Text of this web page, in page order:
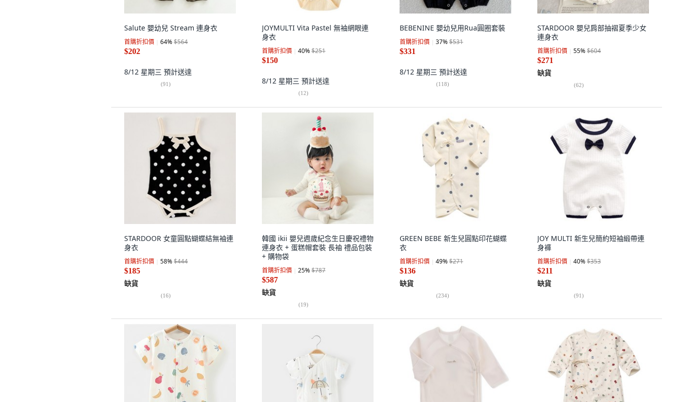
Salute 嬰幼兒 Stream 連身衣
首購折扣價 64%$564
$202
8/12 星期三 預計送達
(91)
JOYMULTI Vita Pastel 無袖網眼連
身衣
首購折扣價 40%$251
$150
8/12 星期三 預計送達
(12)
BEBENINE 嬰幼兒用Rua圓圈套裝
首購折扣價 37%$531
$331
8/12 星期三 預計送達
(118)
STARDOOR 嬰兒肩部抽褶夏季少女
連身衣
首購折扣價 55%$604
$271
缺貨
(62)
STARDOOR 女童圓點蝴蝶結無袖連
身衣
首購折扣價 58%$444
$185
缺貨
(16)
韓國 ikii 嬰兒週歲紀念生日慶祝禮物
連身衣 + 蛋糕帽套裝 長袖 禮品包裝
+ 購物袋
首購折扣價 25%$787
$587
缺貨
(19)
GREEN BEBE 新生兒圓點印花蝴蝶
衣
首購折扣價 49%$271
$136
缺貨
(234)
JOY MULTI 新生兒簡約短袖緞帶連
身褲
首購折扣價 40%$353
$211
缺貨
(91)